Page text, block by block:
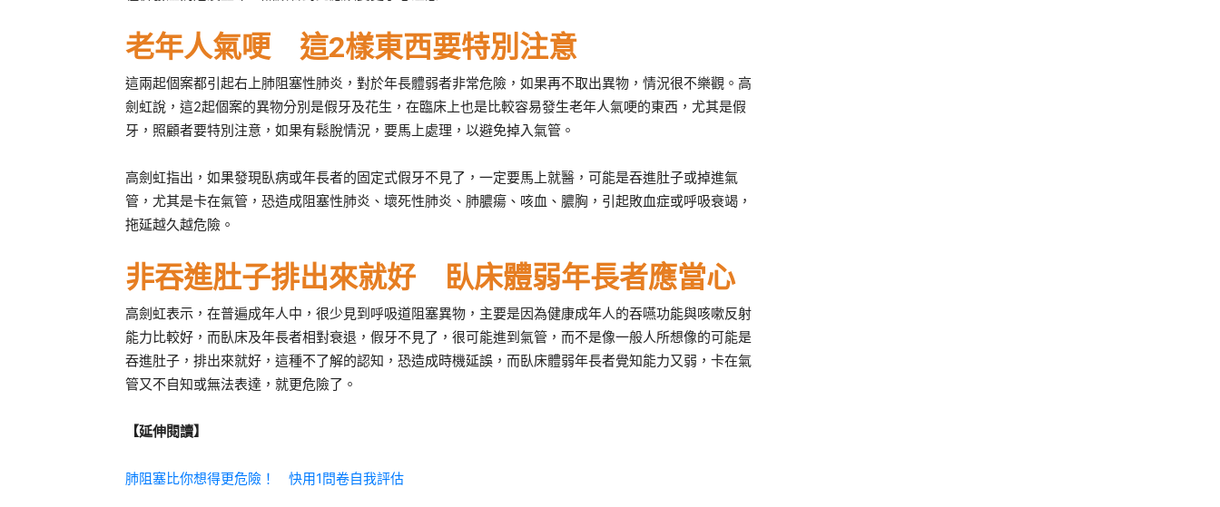
老年人氣哽 這2樣東西要特別注意
這兩起個案都引起右上肺阻塞性肺炎，對於年長體弱者非常危險，如果再不取出異物，情況很不樂觀。高
劍虹說，這2起個案的異物分別是假牙及花生，在臨床上也是比較容易發生老年人氣哽的東西，尤其是假
牙，照顧者要特別注意，如果有鬆脫情況，要馬上處理，以避免掉入氣管。
高劍虹指出，如果發現臥病或年長者的固定式假牙不見了，一定要馬上就醫，可能是吞進肚子或掉進氣
管，尤其是卡在氣管，恐造成阻塞性肺炎、壞死性肺炎、肺膿瘍、咳血、膿胸，引起敗血症或呼吸衰竭，
拖延越久越危險。
非吞進肚子排出來就好 臥床體弱年長者應當心
高劍虹表示，在普遍成年人中，很少見到呼吸道阻塞異物，主要是因為健康成年人的吞嚥功能與咳嗽反射
能力比較好，而臥床及年長者相對衰退，假牙不見了，很可能進到氣管，而不是像一般人所想像的可能是
吞進肚子，排出來就好，這種不了解的認知，恐造成時機延誤，而臥床體弱年長者覺知能力又弱，卡在氣
管又不自知或無法表達，就更危險了。
【延伸閱讀】
肺阻塞比你想得更危險！ 快用1問卷自我評估